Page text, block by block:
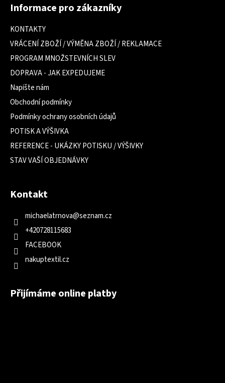
Informace pro zákazníky
KONTAKTY
VRÁCENÍ ZBOŽÍ / VÝMĚNA ZBOŽÍ / REKLAMACE
PROGRAM MNOŽSTEVNÍCH SLEV
DOPRAVA - JAK EXPEDUJEME
Napište nám
Obchodní podmínky
Podmínky ochrany osobních údajů
POTISK A VÝŠIVKA
REFERENCE - UKÁZKY POTISKU / VÝŠIVKY
STAV VAŠÍ OBJEDNÁVKY
Kontakt
michaelatrnova@seznam.cz
+420728115683
FACEBOOK
nakuptextil.cz
Přijímáme online platby